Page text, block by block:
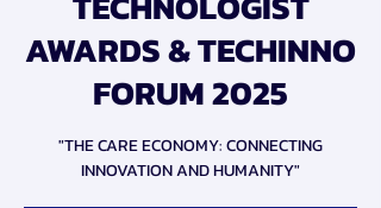
AWARDS & TECHINNO
FORUM 2025
"THE CARE ECONOMY: CONNECTING
INNOVATION AND HUMANITY"